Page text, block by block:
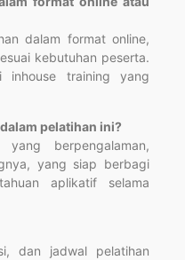
dalam format online,
kebutuhan peserta.
inhouse training yang
pelatihan ini?
berpengalaman,
yang siap berbagi
aplikatif selama
dan jadwal pelatihan